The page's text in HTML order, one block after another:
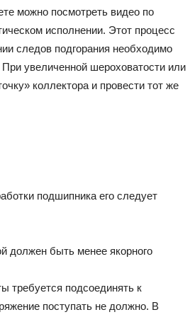
можно посмотреть видео по
исполнении. Этот процесс
следов подгорания необходимо
увеличенной шероховатости или
коллектора и провести тот же
подшипника его следует
должен быть менее якорного
требуется подсоединять к
поступать не должно. В